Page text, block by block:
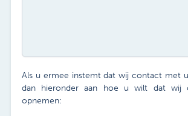
Als u ermee instemt dat wij contact met
dan hieronder aan hoe u wilt dat wij
opnemen: